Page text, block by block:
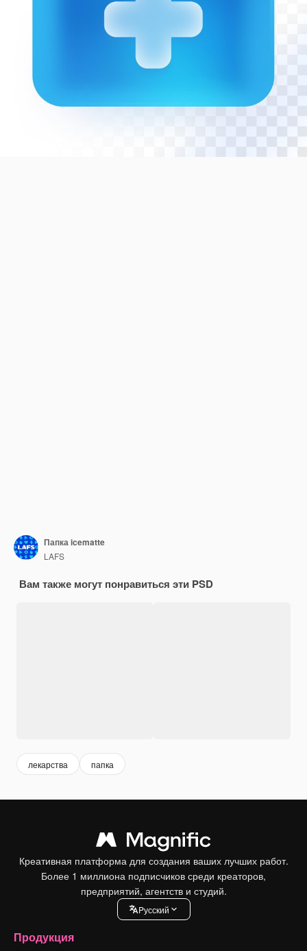
Папка icematte
LAFS
Вам также могут понравиться эти PSD
лекарства папка
Креативная платформа для создания ваших лучших работ.
Более 1 миллиона подписчиков среди креаторов,
предприятий, агентств и студий.
Pусский
Продукция